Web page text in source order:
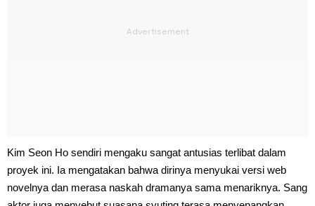
Kim Seon Ho sendiri mengaku sangat antusias terlibat dalam
proyek ini. Ia mengatakan bahwa dirinya menyukai versi web
novelnya dan merasa naskah dramanya sama menariknya. Sang